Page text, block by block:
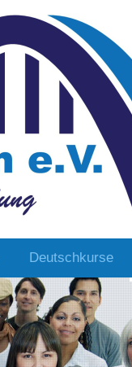
Deutschkurse